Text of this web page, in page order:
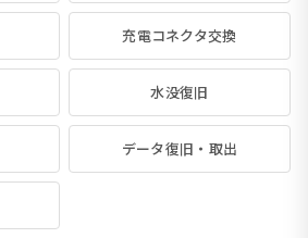
充電コネクタ交換
水没復旧
データ復旧・取出